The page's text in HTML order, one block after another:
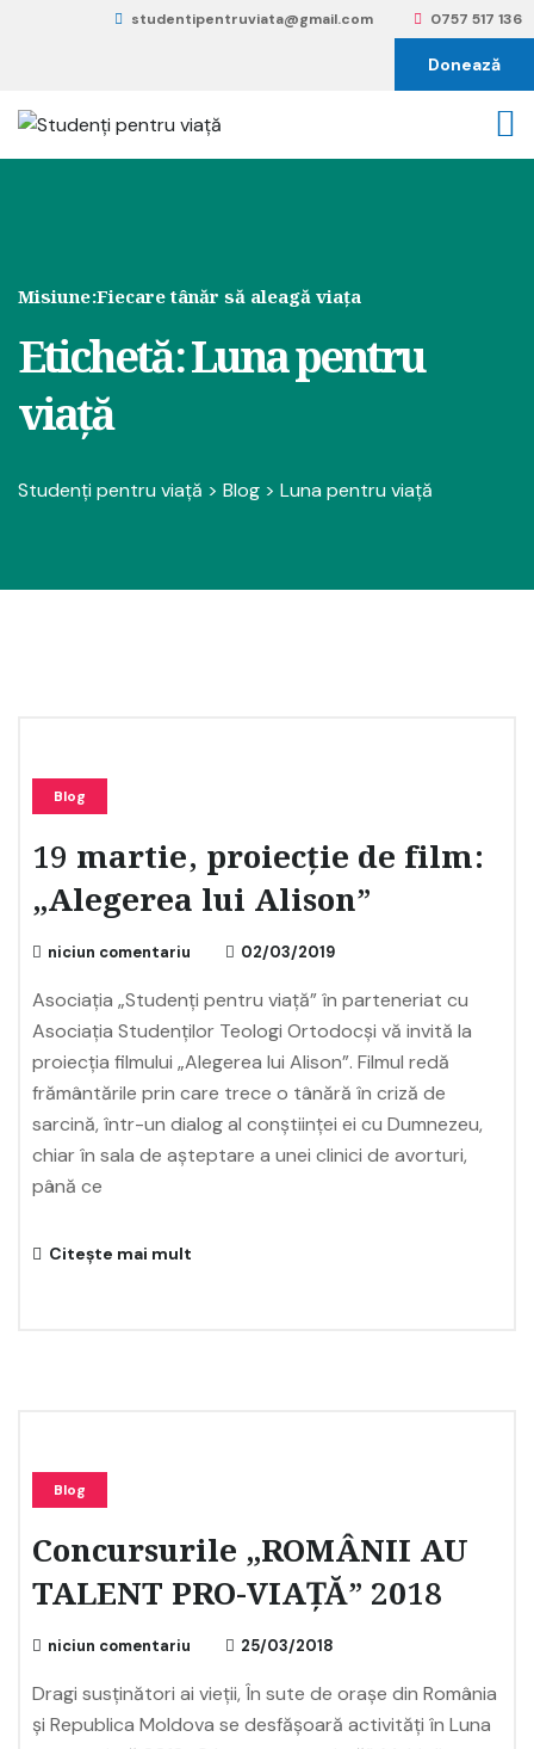
studentipentruviata@gmail.com 0757 517 136
Donează
Misiune:Fiecare tânăr să aleagă viața
Etichetă:Luna pentru
viață
Studenți pentru viață > Blog > Luna pentru viață
Blog
19 martie, proiecție de film:
„Alegerea lui Alison”
niciun comentariu 02/03/2019
Asociația „Studenți pentru viață” în parteneriat cu
Asociația Studenților Teologi Ortodocși vă invită la
proiecția filmului „Alegerea lui Alison”. Filmul redă
frământările prin care trece o tânără în criză de
sarcină, într-un dialog al conștiinței ei cu Dumnezeu,
chiar în sala de așteptare a unei clinici de avorturi,
până ce
Citește mai mult
Blog
Concursurile „ROMÂNII AU
TALENT PRO-VIAȚĂ” 2018
niciun comentariu 25/03/2018
Dragi susţinători ai vieţii, În sute de orașe din România
și Republica Moldova se desfășoară activități în Luna